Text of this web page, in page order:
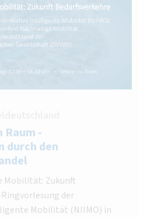
Raum -
durch den
Zukunft
der
Mobilität (NIIMO) in